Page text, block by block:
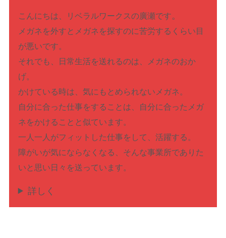
こんにちは、リベラルワークスの廣瀬です。
メガネを外すとメガネを探すのに苦労するくらい目
が悪いです。
それでも、日常生活を送れるのは、メガネのおか
げ。
かけている時は、気にもとめられないメガネ。
自分に合った仕事をすることは、自分に合ったメガ
ネをかけることと似ています。
一人一人がフィットした仕事をして、活躍する。
障がいが気にならなくなる、そんな事業所でありた
いと思い日々を送っています。
詳しく